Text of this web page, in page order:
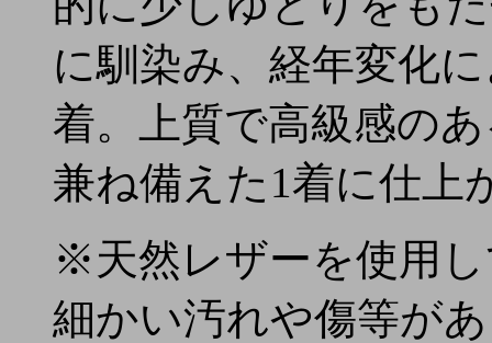
に馴染み、経年変化
着。上質で高級感の
兼ね備えた1着に仕上
※天然レザーを使用
細かい汚れや傷等が